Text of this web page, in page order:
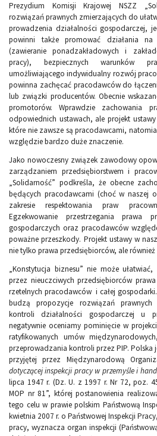
Prezydium Komisji Krajowej NSZZ
rozwiązań prawnych zmierzających do
prowadzenia działalności gospodarczej,
powinni także promować działania
(zawieranie ponadzakładowych i
pracy), bezpiecznych warunków
umożliwiającego indywidualny rozwój
powinna zachęcać pracodawców do
lub związki producentów. Obecnie
promotorów. Wprawdzie zachowania
odpowiednich ustawach, ale projekt
które nie zawsze są pracodawcami,
względzie bardzo duże znaczenie.
Jako nowoczesny związek zawodowy
zarządzaniem przedsiębiorstwem i
„Solidarność” podkreśla, że obecne
będących pracodawcami (choć w naszej
zakresie respektowania praw
Egzekwowanie przestrzegania prawa
gospodarczych oraz pracodawców
poważne przeszkody. Projekt ustawy w
nie tylko prawa przedsiębiorców, ale
„Konstytucja biznesu” nie może
przez nieuczciwych przedsiębiorców
rzetelnych pracodawców i całej
budzą propozycje rozwiązań prawnych
kontroli działalności gospodarczej u
negatywnie oceniamy pominięcie w
ratyfikowanych umów
przeprowadzania kontroli przez PIP. Polska
przyjętej przez Międzynarodową
dotyczącej inspekcji pracy w przemyśle i
lipca 1947 r. (Dz. U. z 1997 r. Nr 72, poz.
MOP nr 81”, której postanowienia
tego celu w prawie polskim Państwową
kwietnia 2007 r. o Państwowej Inspekcji
pracy, wyznacza organ inspekcji